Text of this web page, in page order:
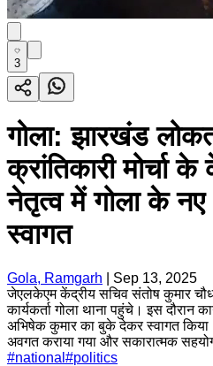
3
गोला: झारखंड
क्रांतिकारी मोर्चा
नेतृत्व में गोला के नए
स्वागत
Gola, Ramgarh
Sep 13, 2025
जेएलकेएम केंद्रीय सचिव संतोष कुमार
कार्यकर्ता गोला थाना पहुंचे। इस दौरान
अभिषेक कुमार का बुके देकर स्वागत
अवगत कराया गया और सकारात्मक
#national #politics